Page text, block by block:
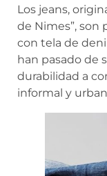
Los jeans,
de Nimes”, son
con tela de
han pasado de
durabilidad a
informal y